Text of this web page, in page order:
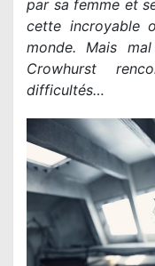
par sa femme et
cette incroyable
monde. Mais
Crowhurst
difficultés…